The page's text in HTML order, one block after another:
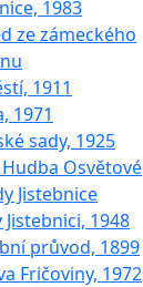
1983
ze zámeckého
1911
1971
sady, 1925
Hudba Osvětové
Jistebnice
Jistebnici, 1948
průvod, 1899
Fričoviny, 1972